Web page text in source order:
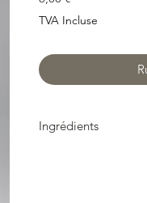
TVA Incluse
Ingrédients